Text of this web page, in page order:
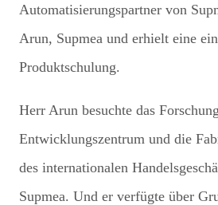
Automatisierungspartner von
Arun, Supmea und erhielt eine
Produktschulung.
Herr Arun besuchte das
Entwicklungszentrum und die
des internationalen
Supmea. Und er verfügte über